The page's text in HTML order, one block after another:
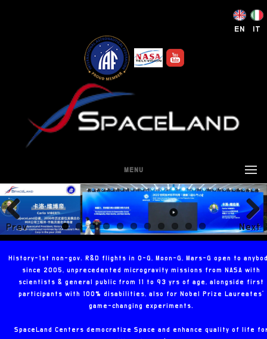
EN IT
MENU
Prev
ious
Next
History-1st non-gov. R&D flights in 0-G, Moon-G, Mars-G open to
since 2005, unprecedented microgravity missions from NASA with
scientists & general public from 11 to 93 yrs of age, alongside first
participants with 100% disabilities, also for Nobel Prize Laureates'
game-changing experiments.
SpaceLand Centers democratize Space and enhance quality of life